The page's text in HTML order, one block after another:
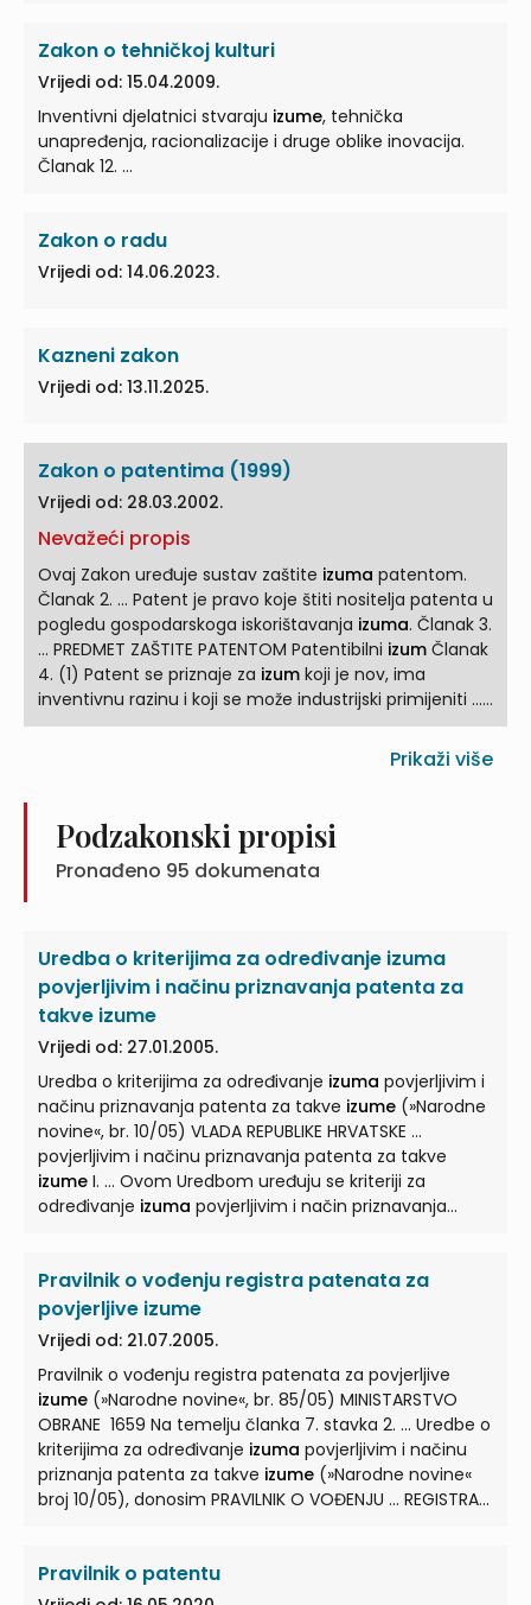
Zakon o tehničkoj kulturi
Vrijedi od: 15.04.2009.
Inventivni djelatnici stvaraju izume, tehnička
unapređenja, racionalizacije i druge oblike inovacija.
Članak 12. ...
Zakon o radu
Vrijedi od: 14.06.2023.
Kazneni zakon
Vrijedi od: 13.11.2025.
Zakon o patentima (1999)
Vrijedi od: 28.03.2002.
Nevažeći propis
Ovaj Zakon uređuje sustav zaštite izuma patentom.
Članak 2. ... Patent je pravo koje štiti nositelja patenta u
pogledu gospodarskoga iskorištavanja izuma. Članak 3.
... PREDMET ZAŠTITE PATENTOM Patentibilni izum Članak
4. (1) Patent se priznaje za izum koji je nov, ima
inventivnu razinu i koji se može industrijski primijeniti ...
NovostizumaČlanak 5. (1)Izumje nov ako nije sadržan
u stanju tehnike. (2) Pod stanjem tehnike razumijeva
svojim stvaralačkim radom. (2) Ne smatra se
izumiteljem osoba koja je u stvaranju
Prikaži više
Podzakonski propisi
Pronađeno 95 dokumenata
Uredba o kriterijima za određivanje izuma
povjerljivim i načinu priznavanja patenta za
takve izume
Vrijedi od: 27.01.2005.
Uredba o kriterijima za određivanje izuma povjerljivim i
načinu priznavanja patenta za takve izume (»Narodne
novine«, br. 10/05) VLADA REPUBLIKE HRVATSKE ...
povjerljivim i načinu priznavanja patenta za takve
izume I. ... Ovom Uredbom uređuju se kriteriji za
određivanje izuma povjerljivim i način priznavanja
izumapovjerljivim su: 1. ...
Pravilnik o vođenju registra patenata za
povjerljive izume
Vrijedi od: 21.07.2005.
Pravilnik o vođenju registra patenata za povjerljive
izume (»Narodne novine«, br. 85/05) MINISTARSTVO
OBRANE 1659 Na temelju članka 7. stavka 2. ... Uredbe o
kriterijima za određivanje izuma povjerljivim i načinu
priznanja patenta za takve izume (»Narodne novine«
broj 10/05), donosim PRAVILNIK O VOĐENJU ... REGISTRA
tekstu: Pravilnik) propisuje sadržaj i oblik rješenja o
priznanju patenata i sadržaj ... podataka registra
Pravilnik o patentu